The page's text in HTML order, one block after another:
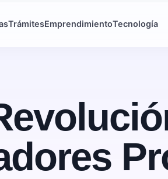
TrámitesEmprendimientoTecnología